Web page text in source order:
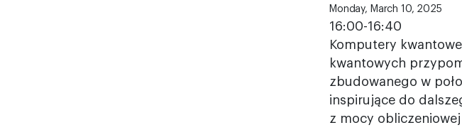
Monday, March 10, 2025
16:00-16:40
Komputery
kwantowych
zbudowanego w
inspirujące do
z mocy